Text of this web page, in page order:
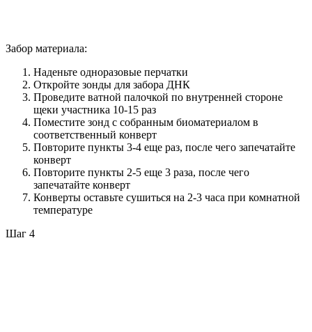
Забор материала:
Наденьте одноразовые перчатки
Откройте зонды для забора ДНК
Проведите ватной палочкой по внутренней стороне
щеки участника 10-15 раз
Поместите зонд с собранным биоматериалом в
соответственный конверт
Повторите пункты 3-4 еще раз, после чего запечатайте
конверт
Повторите пункты 2-5 еще 3 раза, после чего
запечатайте конверт
Конверты оставьте сушиться на 2-3 часа при комнатной
температуре
Шаг 4